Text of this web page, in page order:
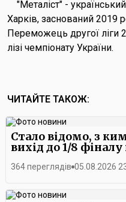
"Металіст" -
Харків, заснований 2019
Переможець другої ліги
лізі чемпіонату України.
ЧИТАЙТЕ ТАКОЖ:
Стало відомо, з ким
вихід до 1/8
364 переглядів 05.08.2026